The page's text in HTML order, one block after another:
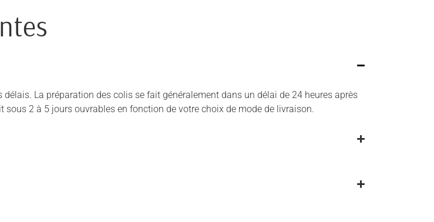
La préparation des colis se fait généralement dans un délai de 24 heures après
2 à 5 jours ouvrables en fonction de votre choix de mode de livraison.